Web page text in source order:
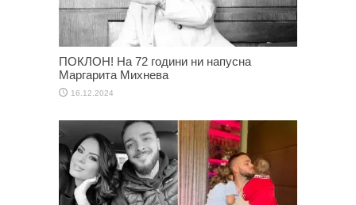
ПОКЛОН! На 72 години ни напусна
Маргарита Михнева
16.12.2024